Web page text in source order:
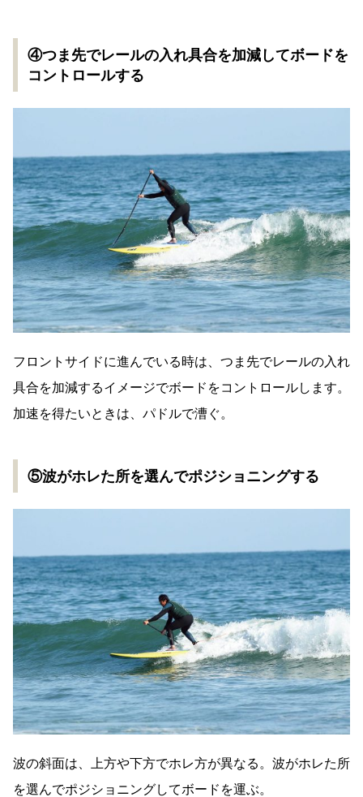
④つま先でレールの入れ具合を加減してボードを
コントロールする
フロントサイドに進んでいる時は、つま先でレールの入れ
具合を加減するイメージでボードをコントロールします。
加速を得たいときは、パドルで漕ぐ。
⑤波がホレた所を選んでポジショニングする
波の斜面は、上方や下方でホレ方が異なる。波がホレた所
を選んでポジショニングしてボードを運ぶ。